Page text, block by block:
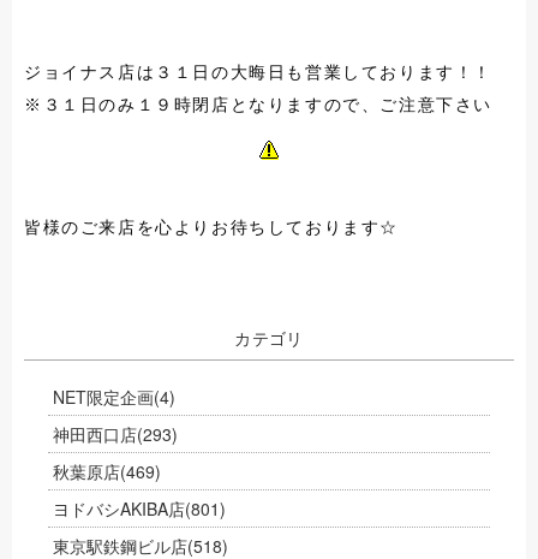
ジョイナス店は３１日の大晦日も営業しております！！
※３１日のみ１９時閉店となりますので、ご注意下さい
皆様のご来店を心よりお待ちしております☆
カテゴリ
NET限定企画(4)
神田西口店(293)
秋葉原店(469)
ヨドバシAKIBA店(801)
東京駅鉄鋼ビル店(518)